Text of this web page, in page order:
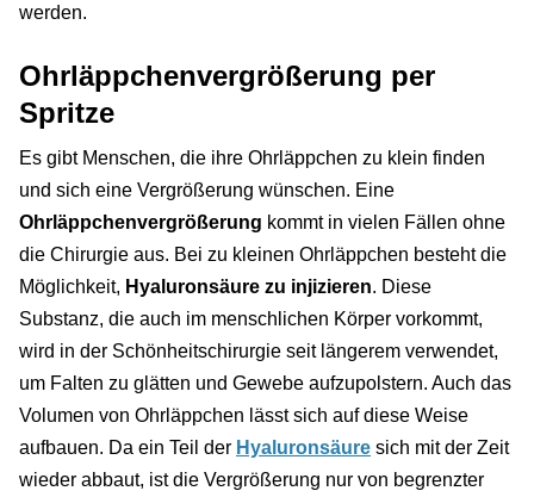
werden.
Ohrläppchenvergrößerung per
Spritze
Es gibt Menschen, die ihre Ohrläppchen zu klein finden
und sich eine Vergrößerung wünschen. Eine
Ohrläppchenvergrößerung kommt in vielen Fällen ohne
die Chirurgie aus. Bei zu kleinen Ohrläppchen besteht die
Möglichkeit, Hyaluronsäure zu injizieren. Diese
Substanz, die auch im menschlichen Körper vorkommt,
wird in der Schönheitschirurgie seit längerem verwendet,
um Falten zu glätten und Gewebe aufzupolstern. Auch das
Volumen von Ohrläppchen lässt sich auf diese Weise
aufbauen. Da ein Teil der Hyaluronsäure sich mit der Zeit
wieder abbaut, ist die Vergrößerung nur von begrenzter